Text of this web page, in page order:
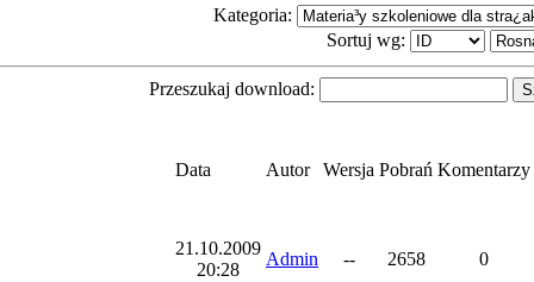
Kategoria:
Sortuj wg:
Przeszukaj download:
Data Autor Wersja Pobrań Komentarzy
21.10.2009
20:28
Admin -- 2658 0